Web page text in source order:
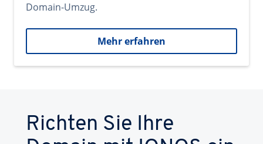
Domain-Umzug.
Mehr erfahren
Richten Sie Ihre